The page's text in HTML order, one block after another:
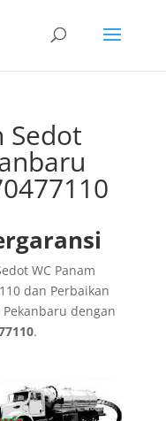
Sedot
WC Panam
dan Perbaikan
dengan
.